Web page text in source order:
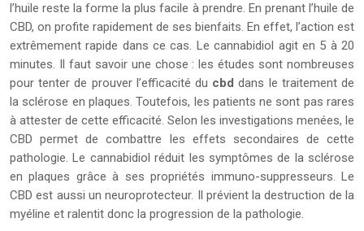
l’huile reste la forme la plus facile à prendre. En prenant l’huile de
CBD, on profite rapidement de ses bienfaits. En effet, l’action est
extrêmement rapide dans ce cas. Le cannabidiol agit en 5 à 20
minutes. Il faut savoir une chose : les études sont nombreuses
pour tenter de prouver l’efficacité du cbd dans le traitement de
la sclérose en plaques. Toutefois, les patients ne sont pas rares
à attester de cette efficacité. Selon les investigations menées, le
CBD permet de combattre les effets secondaires de cette
pathologie. Le cannabidiol réduit les symptômes de la sclérose
en plaques grâce à ses propriétés immuno-suppresseurs. Le
CBD est aussi un neuroprotecteur. Il prévient la destruction de la
myéline et ralentit donc la progression de la pathologie.